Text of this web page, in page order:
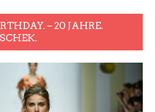
– 20 JAHRE.